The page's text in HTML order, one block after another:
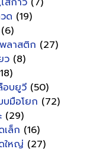
ด (19)
(6)
พลาสติก (27)
ว (8)
อบยูวี (50)
บมือโยก (72)
(29)
เล็ก (16)
ใหญ่ (27)